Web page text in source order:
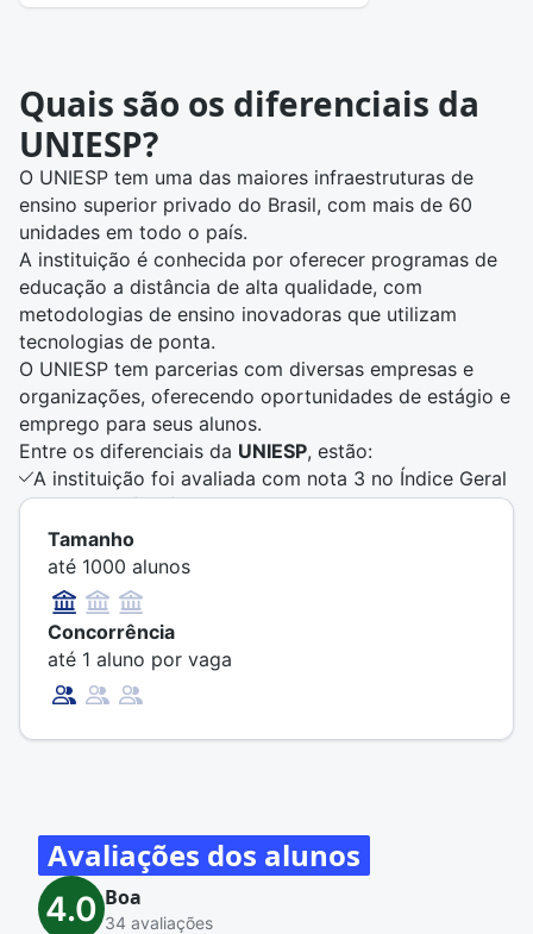
Quais são os diferenciais da
UNIESP?
O UNIESP tem uma das maiores infraestruturas de
ensino superior privado do Brasil, com mais de 60
unidades em todo o país.
A instituição é conhecida por oferecer programas de
educação a distância de alta qualidade, com
metodologias de ensino inovadoras que utilizam
tecnologias de ponta.
O UNIESP tem parcerias com diversas empresas e
organizações, oferecendo oportunidades de estágio e
emprego para seus alunos.
Entre os diferenciais da UNIESP, estão:
A instituição foi avaliada com nota 3 no Índice Geral
de Cursos (IGC) do MEC em 2019.
A instituição foi avaliada com nota 3 no Conceito
Institucional (CI) do MEC em 2015.
Além dos cursos superiores, a instituição também
promove atividades de extensão.
Tamanho
até 1000 alunos
Concorrência
até 1 aluno por vaga
Avaliações dos alunos
4.0 Boa
34 avaliações